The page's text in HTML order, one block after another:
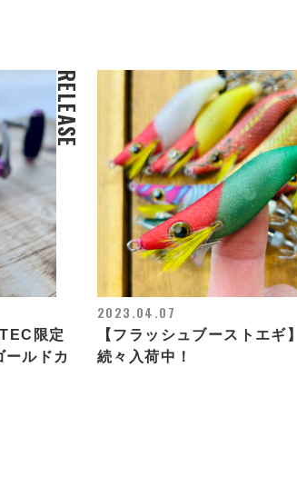
RELEASE
限定
ルドカ
2023.04.07
【フラッシュブーストエギ
続々入荷中！